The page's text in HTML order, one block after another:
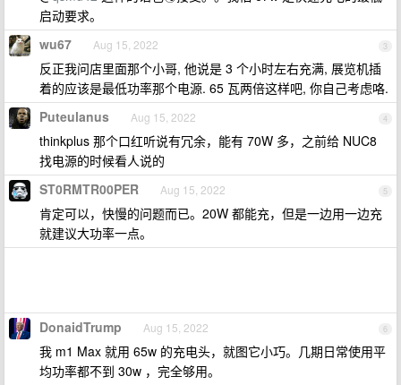
启动要求。
3
wu67 Aug 15, 2022
反正我问店里面那个小哥, 他说是 3 个小时左右充满, 展览机插
着的应该是最低功率那个电源. 65 瓦两倍这样吧, 你自己考虑咯.
4
Puteulanus Aug 15, 2022
thinkplus 那个口红听说有冗余，能有 70W 多，之前给 NUC8
找电源的时候看人说的
5
ST0RMTR00PER Aug 15, 2022
肯定可以，快慢的问题而已。20W 都能充，但是一边用一边充
就建议大功率一点。
6
DonaidTrump Aug 15, 2022
我 m1 Max 就用 65w 的充电头，就图它小巧。几期日常使用平
均功率都不到 30w ，完全够用。